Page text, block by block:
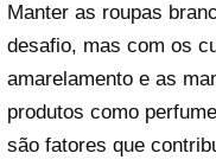
Manter as roupas
desafio, mas com os
amarelamento e as
produtos como
são fatores que